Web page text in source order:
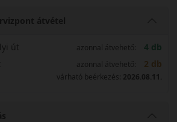
átvétel
út azonnal átvehető:
4 db
azonnal átvehető: 2 db
várható beérkezés: 2026.08.11.